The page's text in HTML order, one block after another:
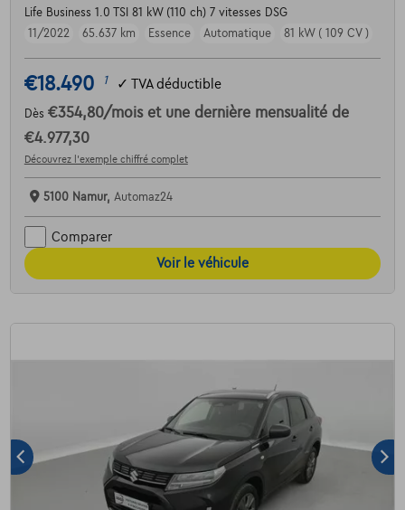
Life Business 1.0 TSI 81 kW (110 ch) 7 vitesses DSG
11/2022
65.637 km Essence Automatique 81 kW ( 109 CV )
€18.490 1 ✓ TVA déductible
Dès €354,80/mois et une dernière mensualité de
€4.977,30
Découvrez l’exemple chiffré complet
5100 Namur, Automaz24
Comparer
Voir le véhicule